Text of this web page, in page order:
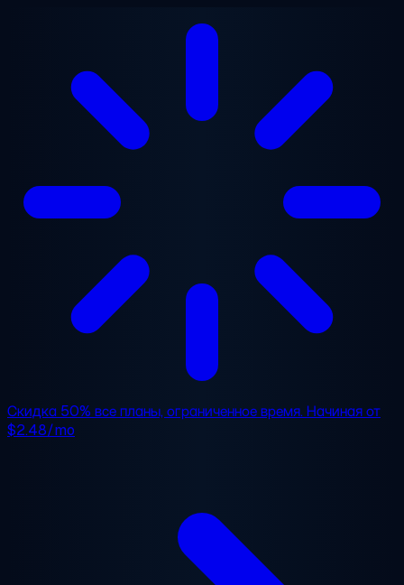
Перейти к основному содержанию
Скидка 50% все планы, ограниченное время. Начиная от
$2.48/mo